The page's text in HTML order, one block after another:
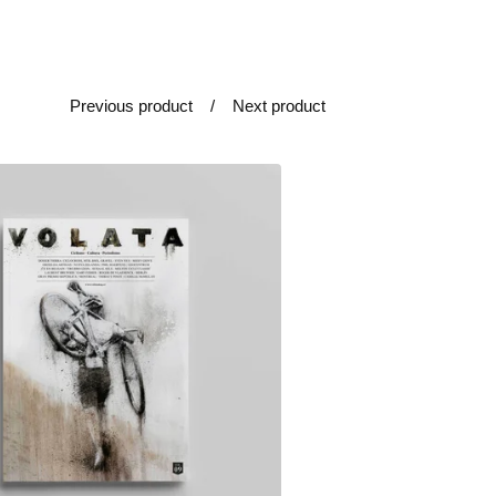
Previous product Next product